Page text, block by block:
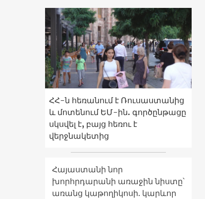
ՀՀ-ն հեռանում է Ռուսաստանից
և մոտենում ԵՄ-ին. գործընթացը
սկսվել է, բայց հեռու է
վերջնակետից
Հայաստանի նոր
խորհրդարանի առաջին նիստը՝
առանց կաթողիկոսի. կարևոր